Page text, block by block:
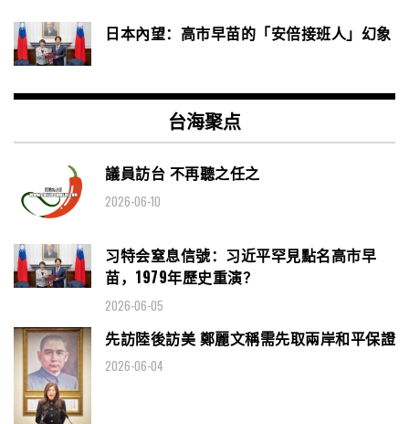
日本內望：高市早苗的「安倍接班人」幻象
台海聚点
議員訪台 不再聽之任之
2026-06-10
习特会窒息信號：习近平罕見點名高市早
苗，1979年歷史重演？
2026-06-05
先訪陸後訪美 鄭麗文稱需先取兩岸和平保證
2026-06-04